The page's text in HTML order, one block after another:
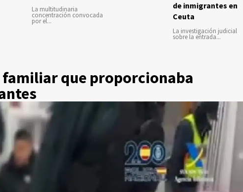
La multitudinaria
concentración convocada
por el...
de inmigrantes en
Ceuta
La investigación judicial
sobre la entrada...
que proporcionaba